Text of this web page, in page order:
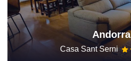
Andorra
Casa Sant Serni